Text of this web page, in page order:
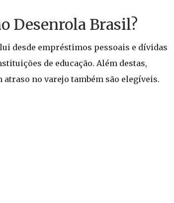
Desenrola Brasil?
desde empréstimos pessoais e dívidas
de educação. Além destas,
no varejo também são elegíveis.